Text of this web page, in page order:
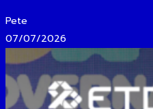
Pete
07/07/2026